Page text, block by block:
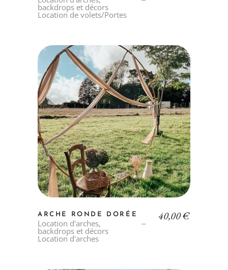
backdrops et décors
Location de volets/Portes
ARCHE RONDE DORÉE
Location d'arches,
backdrops et décors
Location d'arches
40,00€